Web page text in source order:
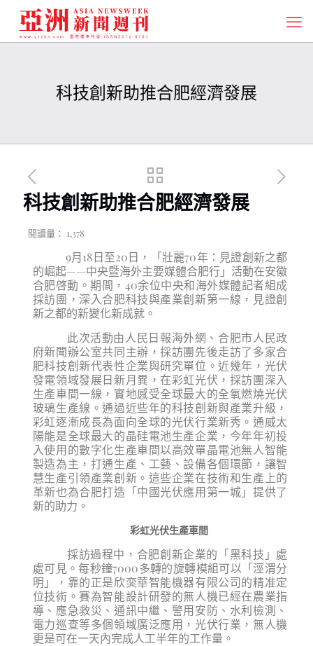
科技創新助推合肥經濟發展
科技創新助推合肥經濟發展
閱讀量： 1,378
9月18日至20日，「壯麗70年：見證創新之都
的崛起——中央暨海外主要媒體合肥行」活動在安徽
合肥啓動。期間，40余位中央和海外媒體記者組成
採訪團，深入合肥科技與產業創新第一線，見證創
新之都的新變化新成就。
此次活動由人民日報海外網、合肥市人民政
府新聞辦公室共同主辦，採訪團先後走訪了多家合
肥科技創新代表性企業與研究單位。近幾年，光伏
發電領域發展日新月異，在彩虹光伏，採訪團深入
生產車間一線，實地感受全球最大的全氧燃燒光伏
玻璃生產線。通過近些年的科技創新與產業升級，
彩虹逐漸成長為面向全球的光伏行業新秀。通威太
陽能是全球最大的晶硅電池生產企業，今年年初投
入使用的數字化生產車間以高效單晶電池無人智能
製造為主，打通生產、工藝、設備各個環節，讓智
慧生產引領產業創新。這些企業在技術和生產上的
革新也為合肥打造「中國光伏應用第一城」提供了
新的助力。
彩虹光伏生產車間
採訪過程中，合肥創新企業的「黑科技」處
處可見。每秒鐘7000多轉的旋轉模組可以「涇渭分
明」，靠的正是欣奕華智能機器有限公司的精准定
位技術。賽為智能設計研發的無人機已經在農業指
導、應急救災、通訊中繼、警用安防、水利檢測、
電力巡查等多個領域廣泛應用，光伏行業，無人機
更是可在一天內完成人工半年的工作量。